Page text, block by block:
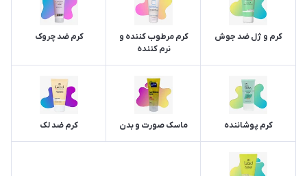
کرم و ژل ضد جوش
کرم مرطوب کننده و
نرم کننده
کرم ضد چروک
کرم پوشاننده ماسک صورت و بدن کرم ضد لک